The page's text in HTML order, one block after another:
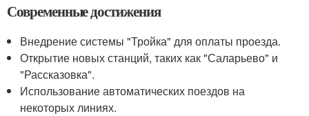
Современные достижения
Внедрение системы "Тройка" для оплаты проезда.
Открытие новых станций, таких как "Саларьево" и
"Рассказовка".
Использование автоматических поездов на
некоторых линиях.